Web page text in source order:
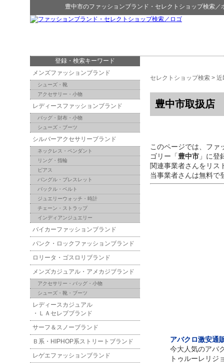
豊中市のファッションブランド・セレクトショップ検索／
セレクトショップ検索 > 近
豊中市取扱店
このページでは、ファ
ゴリー「豊中市 」に登
関連事業者さんをリ
当事業者さんは無料で
アバクロ激安通
今大人気のアバ
トゥルーレリジ
登録・検索キーワード
メンズファッションブランド
シューズ・靴
アクセサリー・小物
レディースファッションブランド
バッグ・財布・小物
シューズ・ブーツ
シルバーアクセサリーブランド
ネックレス・ペンダント
リング・指輪
ピアス
バングル・ブレスレット
バックル・ベルト
ジュエリーウォッチ・時計
チェーン・ストラップ
インディアンジュエリー
バイカーファッションブランド
パンク・ロックファッションブランド
ロリータ・ゴスロリブランド
メンズカジュアル・アメカジブランド
アクセサリー・バッグ・小物
シューズ・靴・ブーツ
レディースカジュアル
・ＬＡセレブブランド
サーフ＆スノーブランド
Ｂ系・HIPHOP系ストリートブランド
レゲエファッションブランド